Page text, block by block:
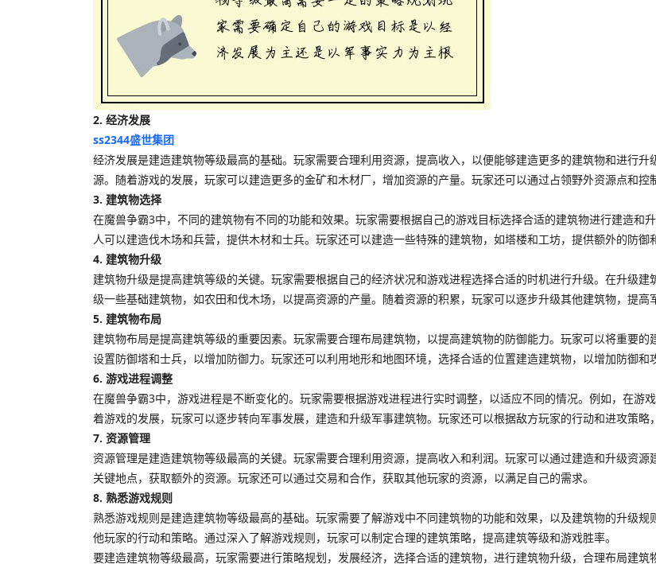
2. 经济发展
ss2344盛世集团
经济发展是建造建筑物等级最高的基础。玩家需要合理利用资源，提高收入，以便能够建造更多的建筑物和进行
源。随着游戏的发展，玩家可以建造更多的金矿和木材厂，增加资源的产量。玩家还可以通过占领野外资源点和控
3. 建筑物选择
在魔兽争霸3中，不同的建筑物有不同的功能和效果。玩家需要根据自己的游戏目标选择合适的建筑物进行建造和
人可以建造伐木场和兵营，提供木材和士兵。玩家还可以建造一些特殊的建筑物，如塔楼和工坊，提供额外的防御
4. 建筑物升级
建筑物升级是提高建筑等级的关键。玩家需要根据自己的经济状况和游戏进程选择合适的时机进行升级。在升级
级一些基础建筑物，如农田和伐木场，以提高资源的产量。随着资源的积累，玩家可以逐步升级其他建筑物，提高
5. 建筑物布局
建筑物布局是提高建筑等级的重要因素。玩家需要合理布局建筑物，以提高建筑物的防御能力。玩家可以将重要
设置防御塔和士兵，以增加防御力。玩家还可以利用地形和地图环境，选择合适的位置建造建筑物，以增加防御和
6. 游戏进程调整
在魔兽争霸3中，游戏进程是不断变化的。玩家需要根据游戏进程进行实时调整，以适应不同的情况。例如，在游
着游戏的发展，玩家可以逐步转向军事发展，建造和升级军事建筑物。玩家还可以根据敌方玩家的行动和进攻策略
7. 资源管理
资源管理是建造建筑物等级最高的关键。玩家需要合理利用资源，提高收入和利润。玩家可以通过建造和升级资
关键地点，获取额外的资源。玩家还可以通过交易和合作，获取其他玩家的资源，以满足自己的需求。
8. 熟悉游戏规则
熟悉游戏规则是建造建筑物等级最高的基础。玩家需要了解游戏中不同建筑物的功能和效果，以及建筑物的升级
他玩家的行动和策略。通过深入了解游戏规则，玩家可以制定合理的建筑策略，提高建筑等级和游戏胜率。
要建造建筑物等级最高，玩家需要进行策略规划，发展经济，选择合适的建筑物，进行建筑物升级，合理布局建